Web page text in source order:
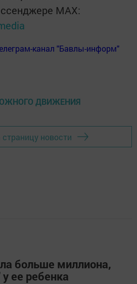
MАХ:
канал "Бавлы-информ"
ДВИЖЕНИЯ
страницу новости
больше миллиона,
ее ребенка